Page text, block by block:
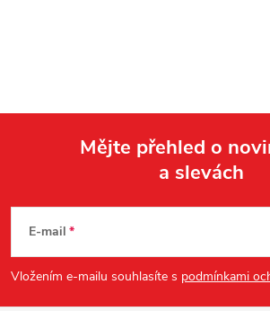
p
Mějte přehled o
a slevách
E-mail
Vložením e-mailu souhlasíte s podmínkami